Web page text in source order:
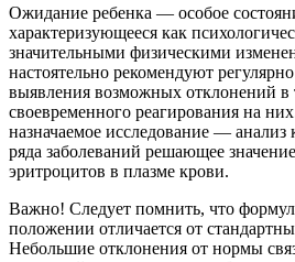
Ожидание ребенка — особое
характеризующееся как
значительными физическими
настоятельно рекомендуют
выявления возможных отклонений в
своевременного реагирования на
назначаемое исследование — анализ
ряда заболеваний решающее
эритроцитов в плазме крови.
Важно! Следует помнить, что
положении отличается от
Небольшие отклонения от нормы